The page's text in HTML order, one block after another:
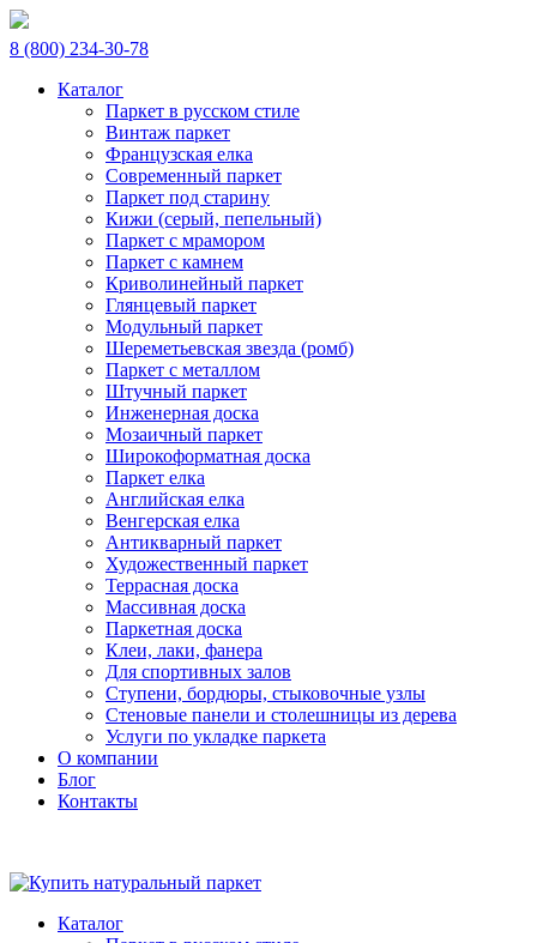
8 (800) 234-30-78
Каталог
Паркет в русском стиле
Винтаж паркет
Французская елка
Современный паркет
Паркет под старину
Кижи (серый, пепельный)
Паркет с мрамором
Паркет с камнем
Криволинейный паркет
Глянцевый паркет
Модульный паркет
Шереметьевская звезда (ромб)
Паркет с металлом
Штучный паркет
Инженерная доска
Мозаичный паркет
Широкоформатная доска
Паркет елка
Английская елка
Венгерская елка
Антикварный паркет
Художественный паркет
Террасная доска
Массивная доска
Паркетная доска
Клеи, лаки, фанера
Для спортивных залов
Ступени, бордюры, стыковочные узлы
Стеновые панели и столешницы из дерева
Услуги по укладке паркета
О компании
Блог
Контакты
Каталог